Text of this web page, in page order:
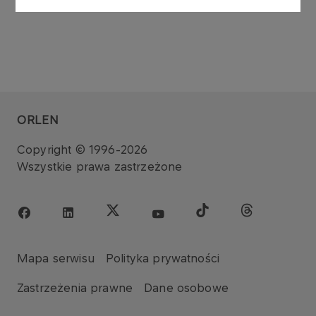
ORLEN
Copyright © 1996-2026
Wszystkie prawa zastrzeżone
Mapa serwisu Polityka prywatności
Zastrzeżenia prawne Dane osobowe